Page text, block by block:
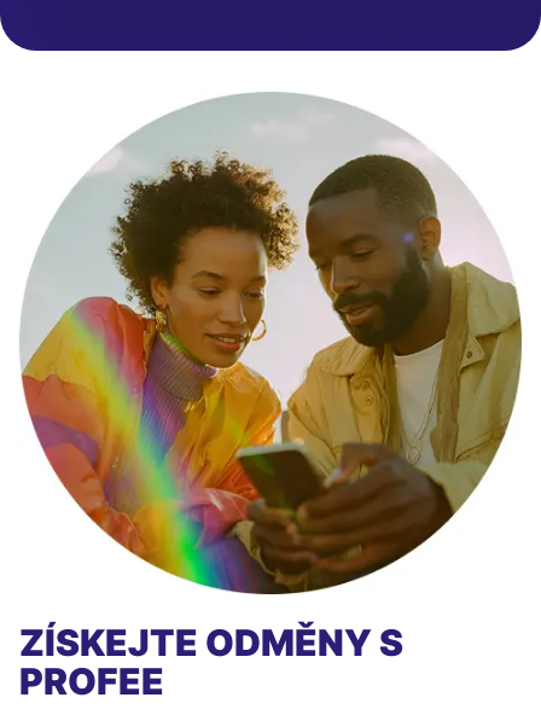
ZÍSKEJTE ODMĚNY S
PROFEE